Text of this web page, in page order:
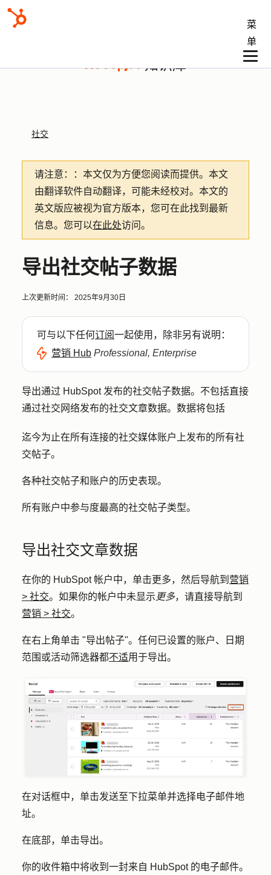
菜
单
知识库
社交
请注意： ：本文仅为方便您阅读而提供。 本文
由翻译软件自动翻译，可能未经校对。本文的
英文版应被视为官方版本，您可在此找到最新
信息。您可以在此处访问。
导出社交帖子数据
上次更新时间： 2025年9月30日
可与以下任何订阅一起使用，除非另有说明：
营销 Hub Professional, Enterprise
导出通过 HubSpot 发布的社交帖子数据。不包括直接
通过社交网络发布的社交文章数据。数据将包括
迄今为止在所有连接的社交媒体账户上发布的所有社
交帖子。
各种社交帖子和账户的历史表现。
所有账户中参与度最高的社交帖子类型。
导出社交文章数据
在你的 HubSpot 帐户中，单击更多，然后导航到 营销
> 社交。如果你的帐户中未显示 更多，请直接导航到
营销 > 社交。
在右上角单击 "导出帖子"。任何已设置的账户、日期
范围或活动筛选器都不适用于导出。
在对话框中，单击发送至下拉菜单并选择电子邮件地
址。
在底部，单击导出。
你的收件箱中将收到一封来自 HubSpot 的电子邮件。